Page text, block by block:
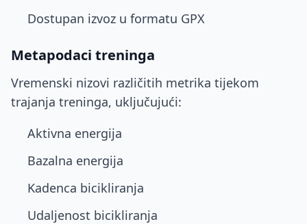
Dostupan izvoz u formatu GPX
Metapodaci treninga
Vremenski nizovi različitih metrika tijekom
trajanja treninga, uključujući:
Aktivna energija
Bazalna energija
Kadenca bicikliranja
Udaljenost bicikliranja